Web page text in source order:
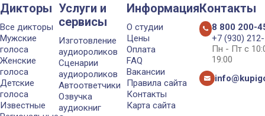
Дикторы
Все дикторы
Мужские
голоса
Женские
голоса
Детские
голоса
Известные
Услуги и
сервисы
Изготовление
аудиороликов
Сценарии
аудиороликов
Автоответчики
Озвучка
аудиокниг
Информация
О студии
Цены
Оплата
FAQ
Вакансии
Правила сайта
Контакты
Карта сайта
Контакты
8 800 200-
+7 (930)
Пн - Пт с
19:00